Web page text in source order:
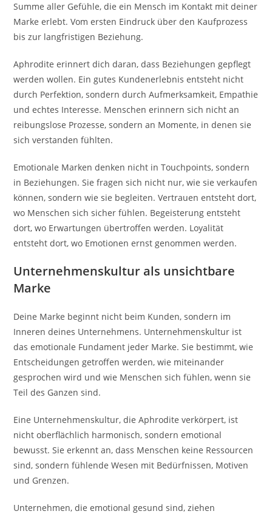
Summe aller Gefühle, die ein Mensch im Kontakt mit deiner
Marke erlebt. Vom ersten Eindruck über den Kaufprozess
bis zur langfristigen Beziehung.
Aphrodite erinnert dich daran, dass Beziehungen gepflegt
werden wollen. Ein gutes Kundenerlebnis entsteht nicht
durch Perfektion, sondern durch Aufmerksamkeit, Empathie
und echtes Interesse. Menschen erinnern sich nicht an
reibungslose Prozesse, sondern an Momente, in denen sie
sich verstanden fühlten.
Emotionale Marken denken nicht in Touchpoints, sondern
in Beziehungen. Sie fragen sich nicht nur, wie sie verkaufen
können, sondern wie sie begleiten. Vertrauen entsteht dort,
wo Menschen sich sicher fühlen. Begeisterung entsteht
dort, wo Erwartungen übertroffen werden. Loyalität
entsteht dort, wo Emotionen ernst genommen werden.
Unternehmenskultur als unsichtbare
Marke
Deine Marke beginnt nicht beim Kunden, sondern im
Inneren deines Unternehmens. Unternehmenskultur ist
das emotionale Fundament jeder Marke. Sie bestimmt, wie
Entscheidungen getroffen werden, wie miteinander
gesprochen wird und wie Menschen sich fühlen, wenn sie
Teil des Ganzen sind.
Eine Unternehmenskultur, die Aphrodite verkörpert, ist
nicht oberflächlich harmonisch, sondern emotional
bewusst. Sie erkennt an, dass Menschen keine Ressourcen
sind, sondern fühlende Wesen mit Bedürfnissen, Motiven
und Grenzen.
Unternehmen, die emotional gesund sind, ziehen